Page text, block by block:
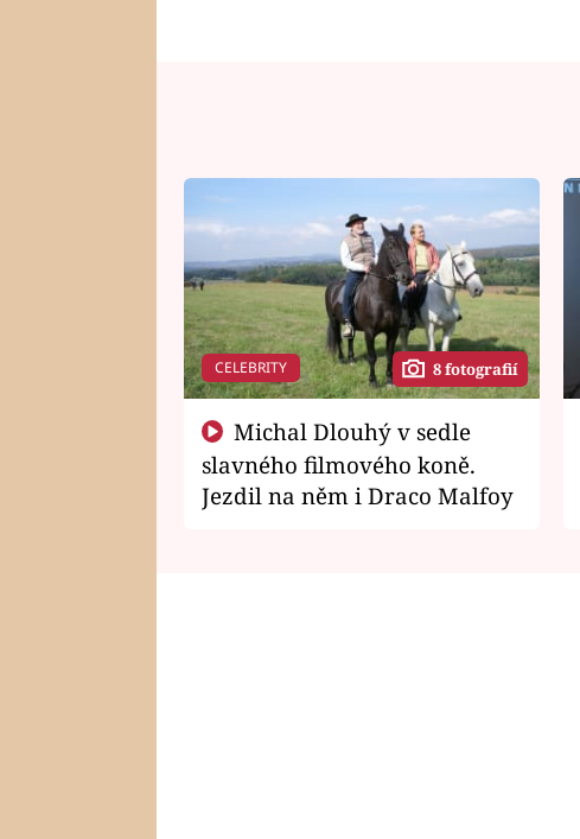
CELEBRITY 8 fotografií
slavného filmového koně.
Jezdil na něm i Draco Malfoy